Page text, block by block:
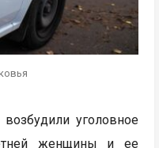
уголовное
женщины и ее